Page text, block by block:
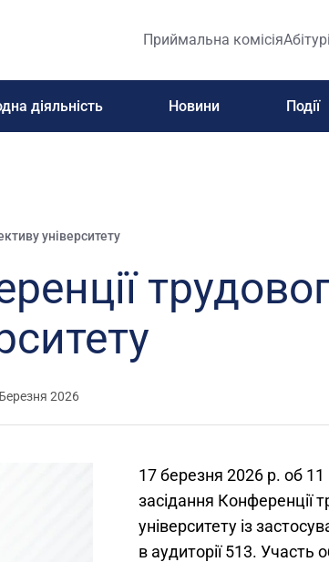
Приймальна комісія
діяльність Новини Події
університету
2026
17 березня 2026 р. об 11
засідання Конференції
університету із
в аудиторії 513. Участь